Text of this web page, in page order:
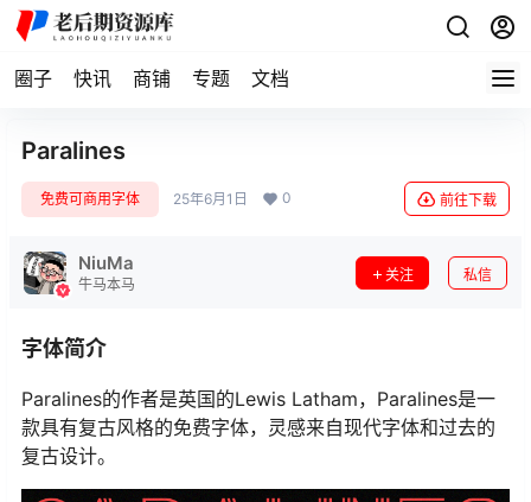
圈子 快讯 商铺 专题 文档
Paralines
免费可商用字体 25年6月1日 0 前往下载
NiuMa
牛马本马
关注 私信
字体简介
Paralines的作者是英国的Lewis Latham，Paralines是一
款具有复古风格的免费字体，灵感来自现代字体和过去的
复古设计。